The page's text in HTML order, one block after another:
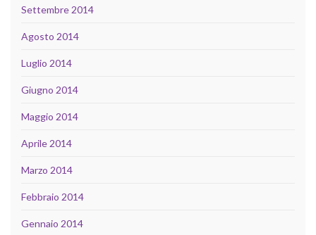
Settembre 2014
Agosto 2014
Luglio 2014
Giugno 2014
Maggio 2014
Aprile 2014
Marzo 2014
Febbraio 2014
Gennaio 2014